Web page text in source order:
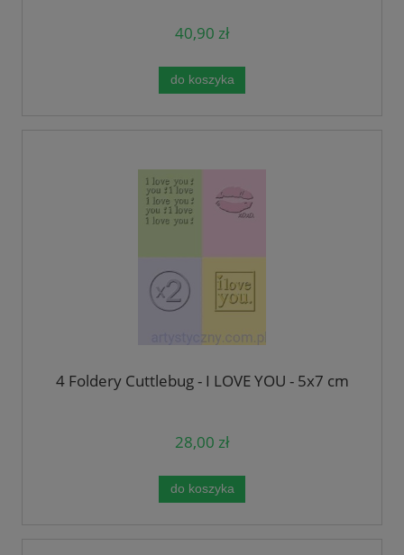
40,90 zł
do koszyka
4 Foldery Cuttlebug - I LOVE YOU - 5x7 cm
28,00 zł
do koszyka